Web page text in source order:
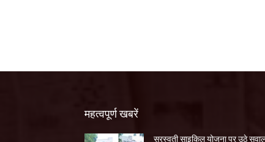
महत्वपूर्ण खबरें
सरस्वती साइकिल योजना पर उठे